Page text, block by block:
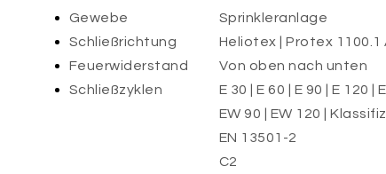
Sprinkleranlage
Heliotex | Protex 1100.1
Von oben nach unten
E 30 | E 60 | E 90 | E 120 |
EW 90 | EW 120 |
EN 13501-2
C2
Gewebe
Schließrichtung
Feuerwiderstand
Schließzyklen